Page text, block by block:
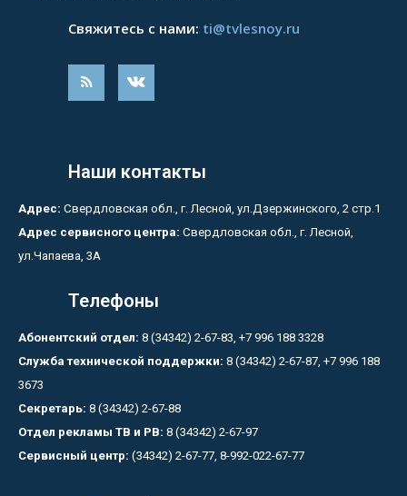
Свяжитесь с нами: ti@tvlesnoy.ru
Наши контакты
Адрес: Свердловская обл., г. Лесной, ул.Дзержинского, 2 стр.1
Адрес сервисного центра: Свердловская обл., г. Лесной,
ул.Чапаева, 3А
Телефоны
Абонентский отдел: 8 (34342) 2-67-83, +7 996 188 3328
Служба технической поддержки: 8 (34342) 2-67-87, +7 996 188
3673
Секретарь: 8 (34342) 2-67-88
Отдел рекламы ТВ и РВ: 8 (34342) 2-67-97
Сервисный центр: (34342) 2-67-77, 8-992-022-67-77